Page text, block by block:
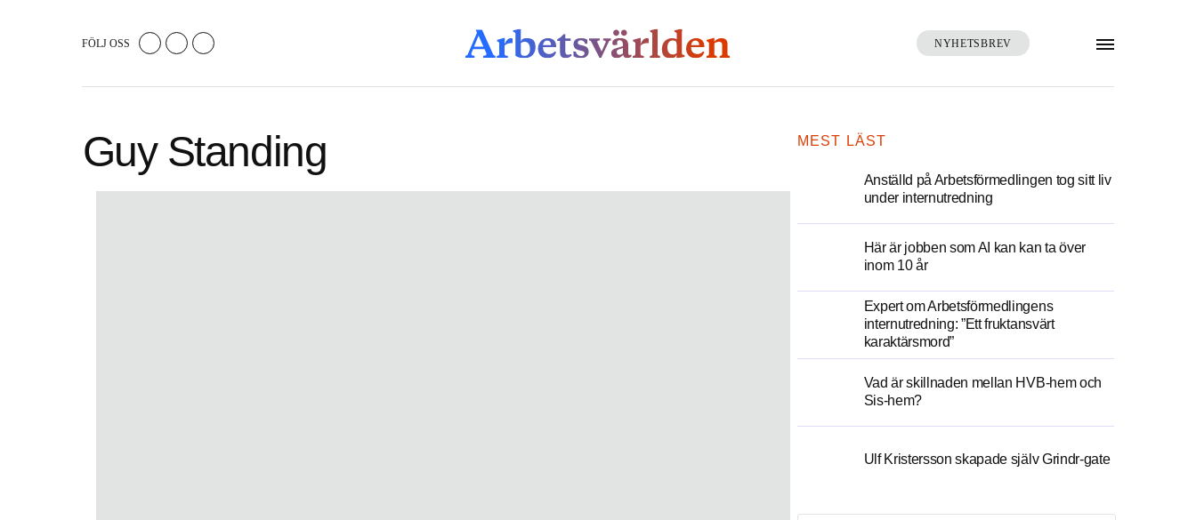
FÖLJ OSS NYHETSBREV
Guy Standing MEST LÄST
Anställd på Arbetsförmedlingen tog sitt liv
under internutredning
Här är jobben som AI kan kan ta över
inom 10 år
Expert om Arbetsförmedlingens
internutredning: ”Ett fruktansvärt
karaktärsmord”
Vad är skillnaden mellan HVB-hem och
Sis-hem?
Ulf Kristersson skapade själv Grindr-gate